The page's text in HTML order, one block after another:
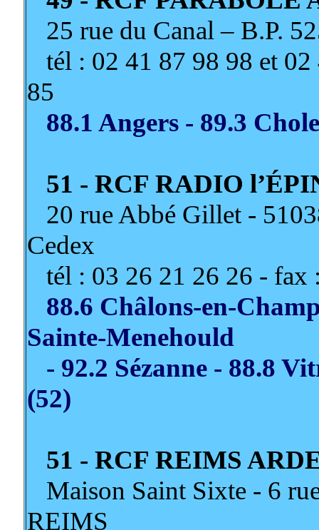
25 rue du Canal – B.P.
tél : 02 41 87 98 98 et
85
88.1 Angers - 89.3
51 - RCF RADIO
20 rue Abbé Gillet -
Cedex
tél : 03 26 21 26 26 - fax
88.6 Châlons-en-
Sainte-Menehould
- 92.2 Sézanne - 88.8
(52)
51 - RCF REIMS
Maison Saint Sixte - 6
REIMS